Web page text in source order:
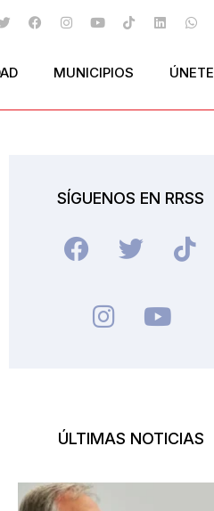
MUNICIPIOS ÚNETE
SÍGUENOS EN RRSS
ÚLTIMAS NOTICIAS